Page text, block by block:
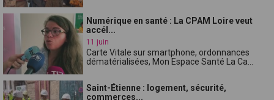
Numérique en santé : La CPAM Loire veut
accél...
11 juin
Carte Vitale sur smartphone, ordonnances
dématérialisées, Mon Espace Santé La Ca...
Saint-Étienne : logement, sécurité,
commerces...